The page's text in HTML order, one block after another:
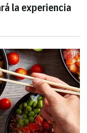
la experiencia